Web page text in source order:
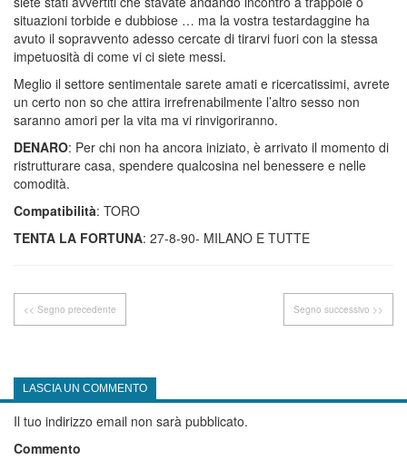
situazioni torbide e dubbiose … ma la vostra testardaggine ha
avuto il sopravvento adesso cercate di tirarvi fuori con la stessa
impetuosità di come vi ci siete messi.
Meglio il settore sentimentale sarete amati e ricercatissimi, avrete
un certo non so che attira irrefrenabilmente l’altro sesso non
saranno amori per la vita ma vi rinvigoriranno.
DENARO: Per chi non ha ancora iniziato, è arrivato il momento di
ristrutturare casa, spendere qualcosina nel benessere e nelle
comodità.
Compatibilità: TORO
TENTA LA FORTUNA: 27-8-90- MILANO E TUTTE
<< Segno precedente Segno successivo >>
LASCIA UN COMMENTO
Il tuo indirizzo email non sarà pubblicato.
Commento